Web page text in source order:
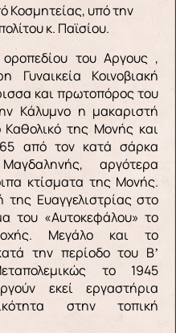
Κοσμητείας, υπό την
κ. Παϊσίου.
του Αργους ,
Γυναικεία Κοινοβιακή
και πρωτοπόρος του
Κάλυμνο η μακαριστή
της Μονής και
από τον κατά σάρκα
αργότερα
κτίσματα της Μονής.
Ευαγγελιστρίας στο
του «Αυτοκεφάλου» το
Μεγάλο και το
την περίοδο του Βʼ
το 1945
εκεί εργαστήρια
στην τοπική